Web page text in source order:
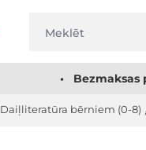
• Bezmaksas
Daiļliteratūra bērniem (0-8)